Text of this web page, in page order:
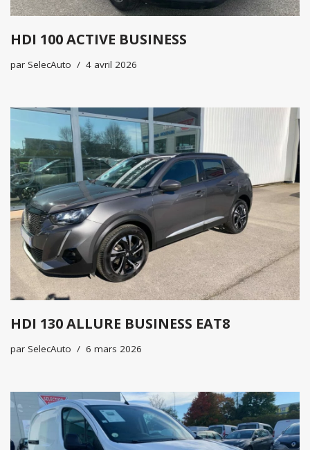
HDI 100 ACTIVE BUSINESS
par SelecAuto 4 avril 2026
HDI 130 ALLURE BUSINESS EAT8
par SelecAuto 6 mars 2026